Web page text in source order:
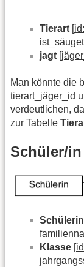
Tierart [
jagt [
Man könnte die
tierart_jäger_id
verdeutlichen,
zur Tabelle
Schüler/
Schülerin
Klasse [